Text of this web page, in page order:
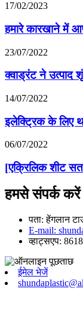
17/02/2023
हमारे कारखाने में
23/07/2022
क्वाड्रंट ने उत्पाद
14/07/2022
इलेक्ट्रिक के लिए
06/07/2022
[एक्रिलिक शीट
हमसे संपर्क करें
पता: हेंगलान
E-mail:
व्हाट्सएप:
ईमेल भेजें